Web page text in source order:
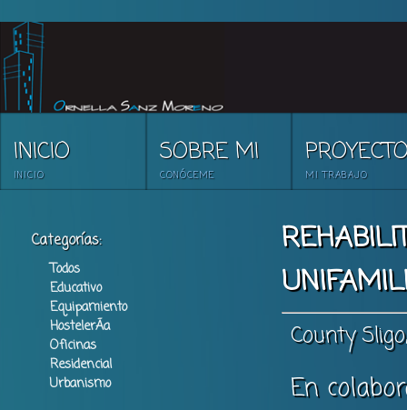
INICIO
INICIO
SOBRE MI
CONÓCEME MI TRABAJO
Categorías:
Todos
Educativo
Equipamiento
HostelerÃ­a
Oficinas
Residencial
Urbanismo
County
En